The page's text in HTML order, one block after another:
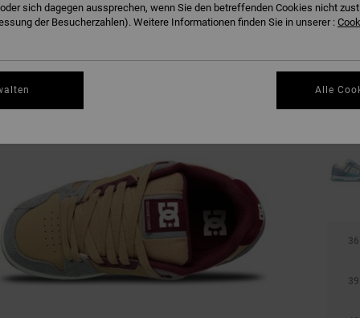
36
39
sich dagegen aussprechen, wenn Sie den betreffenden Cookies nicht
der Besucherzahlen). Weitere Informationen finden Sie in unserer :
Alle